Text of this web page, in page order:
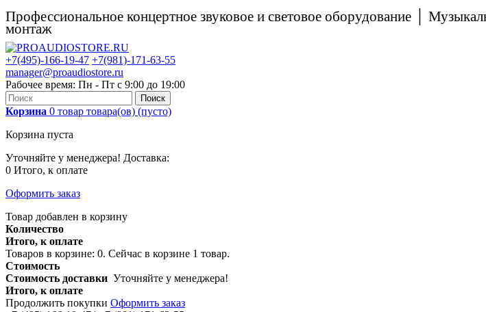
Профессиональное концертное звуковое и световое оборудование │
монтаж
+7(495)-166-19-47 +7(981)-171-63-55
manager@proaudiostore.ru
Рабочее время: Пн - Пт с 9:00 до 19:00
Поиск
Корзина 0 товар товара(ов) (пусто)
Корзина пуста
Уточняйте у менеджера! Доставка:
0 Итого, к оплате
Оформить заказ
Товар добавлен в корзину
Количество
Итого, к оплате
Товаров в корзине: 0. Сейчас в корзине 1 товар.
Стоимость
Стоимость доставки Уточняйте у менеджера!
Итого, к оплате
Продолжить покупки Оформить заказ